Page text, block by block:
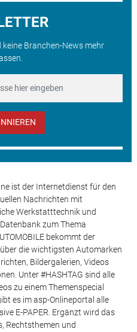
Branchen-News mehr
ist der Internetdienst für den
Nachrichten mit
Werkstatttechnik und
zum Thema
bekommt der
die wichtigsten Automarken
Bildergalerien, Videos
Unter #HASHTAG sind alle
zu einem Themenspecial
es im asp-Onlineportal alle
E-PAPER. Ergänzt wird das
Rechtsthemen und